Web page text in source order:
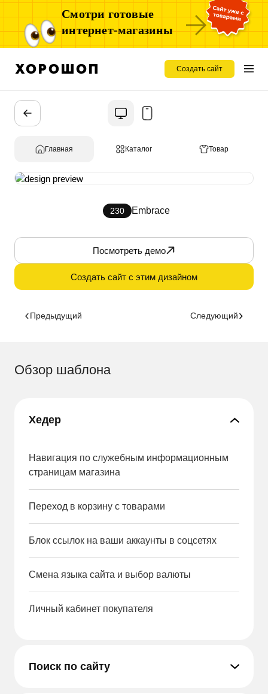
Смотри готовые
интернет-магазины
Создать сайт
Главная Каталог Товар
230 Embrace
Посмотреть демо
Создать сайт с этим дизайном
Предыдущий Следующий
Обзор шаблона
Хедер
Навигация по служебным информационным
страницам магазина
Переход в корзину с товарами
Блок ссылок на ваши аккаунты в соцсетях
Смена языка сайта и выбор валюты
Личный кабинет покупателя
Поиск по сайту